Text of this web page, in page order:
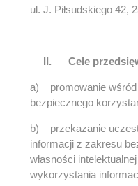
ul. J. Piłsudskiego 42,
II.Cele
a) promowanie wśród
bezpiecznego
b) przekazanie
informacji z zakresu
własności
wykorzystania